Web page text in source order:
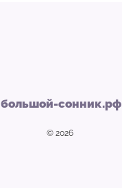
большой-сонник.рф
© 2026